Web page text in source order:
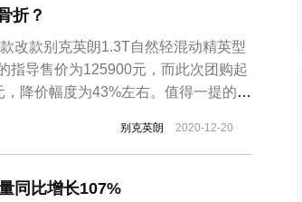
折？
改款别克英朗1.3T自然轻混动精英型
指导售价为125900元，而此次团购起
降价幅度为43%左右。值得一提的
活动的有效订购数量确定，具体为：
别克英朗 2020-12-20
同比增长107%